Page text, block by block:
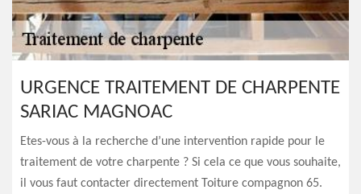
URGENCE TRAITEMENT DE CHARPENTE
SARIAC MAGNOAC
Etes-vous à la recherche d’une intervention rapide pour le
traitement de votre charpente ? Si cela ce que vous souhaite,
il vous faut contacter directement Toiture compagnon 65.